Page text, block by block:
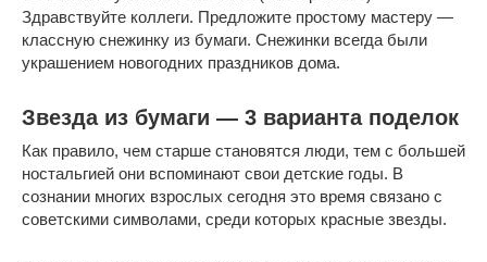
Здравствуйте коллеги. Предложите простому мастеру —
классную снежинку из бумаги. Снежинки всегда были
украшением новогодних праздников дома.
Звезда из бумаги — 3 варианта поделок
Как правило, чем старше становятся люди, тем с большей
ностальгией они вспоминают свои детские годы. В
сознании многих взрослых сегодня это время связано с
советскими символами, среди которых красные звезды.